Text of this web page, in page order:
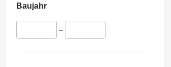
Baujahr
–